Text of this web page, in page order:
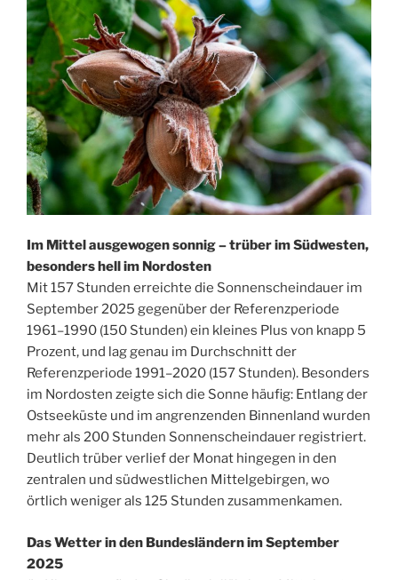
Im Mittel ausgewogen sonnig – trüber im Südwesten,
besonders hell im Nordosten
Mit 157 Stunden erreichte die Sonnenscheindauer im
September 2025 gegenüber der Referenzperiode
1961–1990 (150 Stunden) ein kleines Plus von knapp 5
Prozent, und lag genau im Durchschnitt der
Referenzperiode 1991–2020 (157 Stunden). Besonders
im Nordosten zeigte sich die Sonne häufig: Entlang der
Ostseeküste und im angrenzenden Binnenland wurden
mehr als 200 Stunden Sonnenscheindauer registriert.
Deutlich trüber verlief der Monat hingegen in den
zentralen und südwestlichen Mittelgebirgen, wo
örtlich weniger als 125 Stunden zusammenkamen.
Das Wetter in den Bundesländern im September
2025